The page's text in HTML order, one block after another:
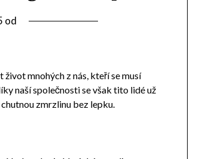
od
mnohých z nás, kteří se musí
naší společnosti se však tito lidé už
zmrzlinu bez lepku.